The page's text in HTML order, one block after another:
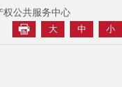
权公共服务中心
大
中 小